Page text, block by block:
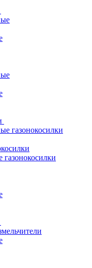
газонокосилки
газонокосилки